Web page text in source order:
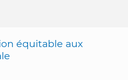
équitable aux